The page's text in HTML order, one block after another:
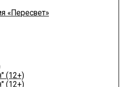
«Пересвет»
(12+)
(12+)